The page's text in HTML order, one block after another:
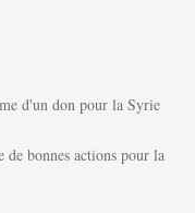
d'un don pour la Syrie
bonnes actions pour la